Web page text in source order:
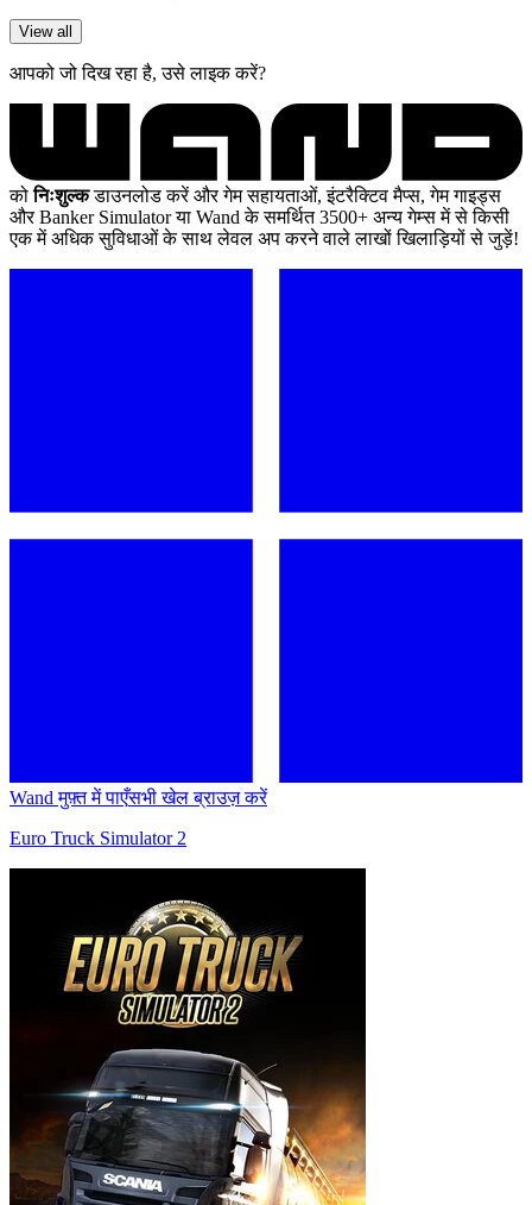
View all
आपको जो दिख रहा है, उसे लाइक करें?
कोनिःशुल्कडाउनलोड करें और गेम सहायताओं, इंटरैक्टिव मैप्स, गेम गाइड्स
और Banker Simulator या Wand के समर्थित 3500+ अन्य गेम्स में से किसी
एक में अधिक सुविधाओं के साथ लेवल अप करने वाले लाखों खिलाड़ियों से जुड़ें!
Wand मुफ़्त में पाएँसभी खेल ब्राउज़ करें
Euro Truck Simulator 2